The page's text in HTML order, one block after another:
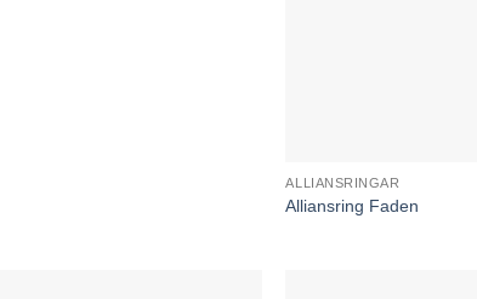
ALLIANSRINGAR
Alliansring Faden